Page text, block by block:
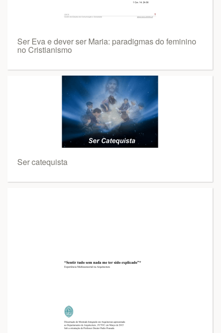
Ser Eva e dever ser Maria: paradigmas do feminino
no Cristianismo
Ser catequista